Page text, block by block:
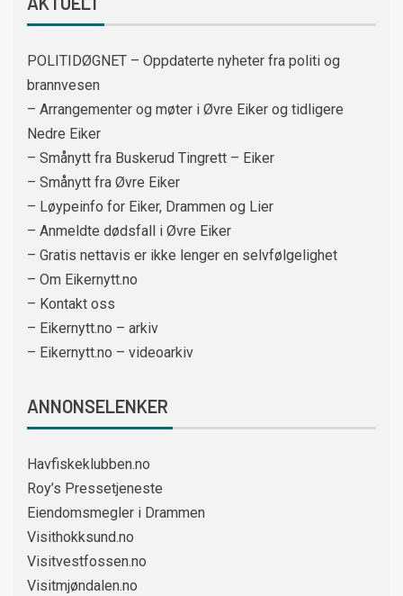
POLITIDØGNET – Oppdaterte nyheter fra politi og
brannvesen
– Arrangementer og møter i Øvre Eiker og tidligere
Nedre Eiker
– Smånytt fra Buskerud Tingrett – Eiker
– Smånytt fra Øvre Eiker
– Løypeinfo for Eiker, Drammen og Lier
– Anmeldte dødsfall i Øvre Eiker
– Gratis nettavis er ikke lenger en selvfølgelighet
– Om Eikernytt.no
– Kontakt oss
– Eikernytt.no – arkiv
– Eikernytt.no – videoarkiv
ANNONSELENKER
Havfiskeklubben.no
Roy’s Pressetjeneste
Eiendomsmegler i Drammen
Visithokksund.no
Visitvestfossen.no
Visitmjøndalen.no